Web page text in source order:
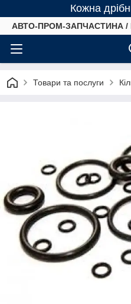
Кожна
АВТО-ПРОМ-ЗАПЧАСТИНА /
Товари та послуги